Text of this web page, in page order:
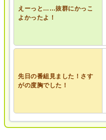
えーっと……抜群にかっこ
よかったよ！
先日の番組見ました！さす
がの度胸でした！